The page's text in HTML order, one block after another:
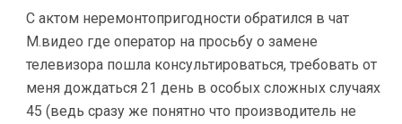
С актом неремонтопригодности обратился в чат
М.видео где оператор на просьбу о замене
телевизора пошла консультироваться, требовать от
меня дождаться 21 день в особых сложных случаях
45 (ведь сразу же понятно что производитель не